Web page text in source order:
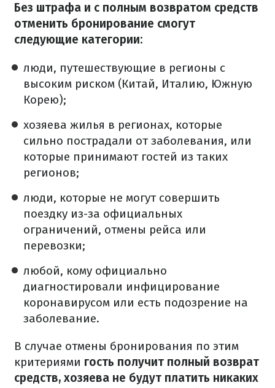
Без штрафа и с полным возвратом средств
отменить бронирование смогут
следующие категории:
люди, путешествующие в регионы с
высоким риском (Китай, Италию, Южную
Корею);
хозяева жилья в регионах, которые
сильно пострадали от заболевания, или
которые принимают гостей из таких
регионов;
люди, которые не могут совершить
поездку из-за официальных
ограничений, отмены рейса или
перевозки;
любой, кому официально
диагностировали инфицирование
коронавирусом или есть подозрение на
заболевание.
В случае отмены бронирования по этим
критериями гость получит полный возврат
средств, хозяева не будут платить никаких